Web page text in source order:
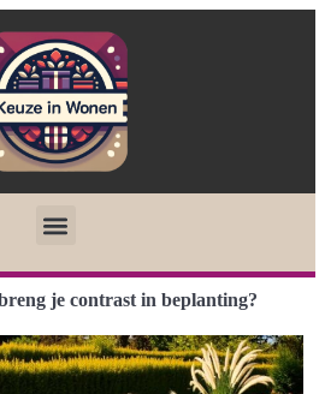
je contrast in beplanting?